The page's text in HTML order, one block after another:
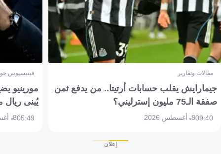
مقالات وتقارير
جيمارايش يقلب حسابات أرتيتا.. من يدفع ثمن
صفقة الـ75 مليون إسترليني؟
09:408 أغسطس 2026
فينيسيوس
مورينيو
يُبنى ريال
05:498 أغسطس 2026
إعلان